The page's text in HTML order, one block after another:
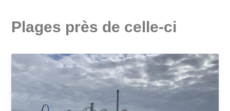
Plages près de celle-ci